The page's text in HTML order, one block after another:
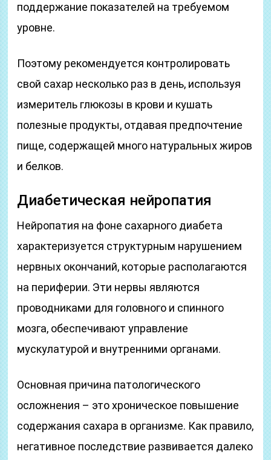
поддержание показателей на требуемом
уровне.
Поэтому рекомендуется контролировать
свой сахар несколько раз в день, используя
измеритель глюкозы в крови и кушать
полезные продукты, отдавая предпочтение
пище, содержащей много натуральных жиров
и белков.
Диабетическая нейропатия
Нейропатия на фоне сахарного диабета
характеризуется структурным нарушением
нервных окончаний, которые располагаются
на периферии. Эти нервы являются
проводниками для головного и спинного
мозга, обеспечивают управление
мускулатурой и внутренними органами.
Основная причина патологического
осложнения – это хроническое повышение
содержания сахара в организме. Как правило,
негативное последствие развивается далеко